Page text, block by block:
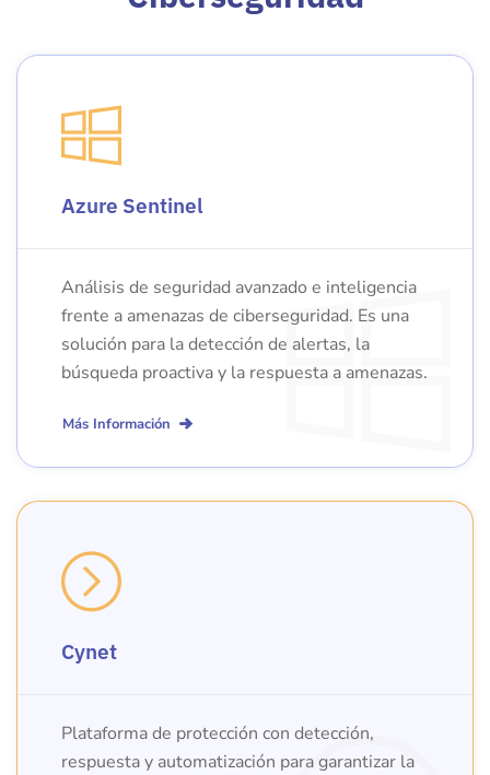
Azure Sentinel
Análisis de seguridad avanzado e inteligencia
frente a amenazas de ciberseguridad. Es una
solución para la detección de alertas, la
búsqueda proactiva y la respuesta a amenazas.
Más Información
Cynet
Plataforma de protección con detección,
respuesta y automatización para garantizar la